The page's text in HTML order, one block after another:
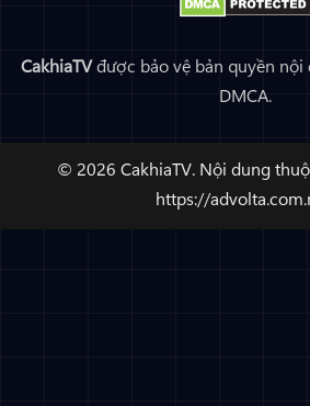
CakhiaTVđược bảo vệ bản quyền nội
DMCA.
© 2026 CakhiaTV. Nội dung
https://